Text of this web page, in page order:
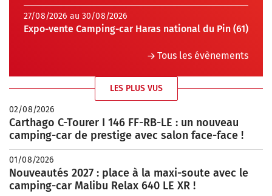
27/08/2026 au 30/08/2026
Expo-vente Camping-car Haras national du Pin (61)
Tous les évènements
LES PLUS VUS
02/08/2026
Carthago C-Tourer I 146 FF-RB-LE : un nouveau
camping-car de prestige avec salon face-face !
01/08/2026
Nouveautés 2027 : place à la maxi-soute avec le
camping-car Malibu Relax 640 LE XR !